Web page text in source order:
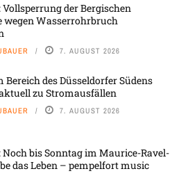
Vollsperrung der Bergischen
wegen Wasserrohrbruch
7. AUGUST 2026
Bereich des Düsseldorfer Südens
zu Stromausfällen
7. AUGUST 2026
Noch bis Sonntag im Maurice-Ravel-
das Leben – pempelfort music